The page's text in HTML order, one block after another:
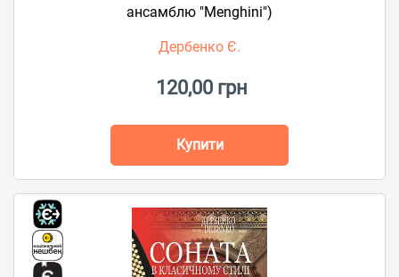
ансамблю "Меnghini")
Дербенко Є.
120,00 грн
Купити